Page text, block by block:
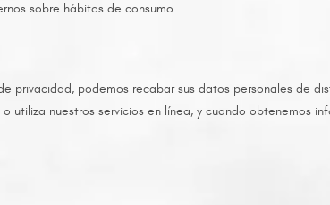
sobre hábitos de consumo.
privacidad, podemos recabar sus datos personales de
utiliza nuestros servicios en línea, y cuando obtenemos